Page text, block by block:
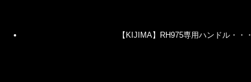
【KIJIMA】RH975専用ハンドル・・・